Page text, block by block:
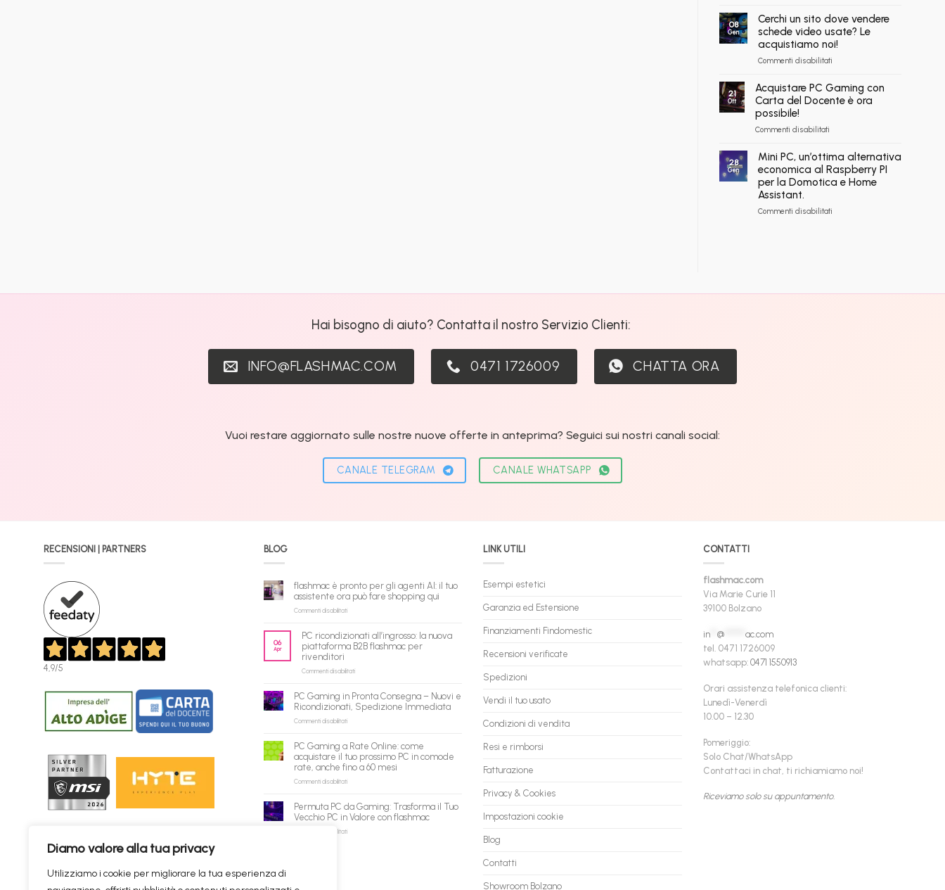
Diamo valore alla tua privacy
Utilizziamo i cookie per migliorare la tua esperienza di
il
tuo
prossimo
in
rate,
anche
PC
Gaming:
Trasforma
il
Vecchio
PC
08
Gen
Cerchi un sito dove vendere
schede video usate? Le
acquistiamo noi!
Commenti disabilitati
un
sito
usate?
Le
acquistiamo
21
Ott
Acquistare PC Gaming con
Carta del Docente è ora
possibile!
Commenti disabilitati
PC
Gaming
Carta
Docente
28
Gen
Mini PC, un’ottima alternativa
economica al Raspberry PI
per la Domotica e Home
Assistant.
Commenti disabilitati
Raspberry
Hai bisogno di aiuto? Contatta il nostro Servizio Clienti:
INFO@FLASHMAC.COM 0471 1726009 CHATTA ORA
Vuoi restare aggiornato sulle nostre nuove offerte in anteprima? Seguici sui nostri canali social:
CANALE TELEGRAM CANALE WHATSAPP
RECENSIONI | PARTNERS
4,9/5
BLOG
flashmac è pronto per gli agenti AI: il tuo
assistente ora può fare shopping qui
Commenti disabilitatisu
pronto
per
agenti
tuo
assistente
ora
shopping
qui
06
Apr
PC ricondizionati all’ingrosso: la nuova
piattaforma B2B flashmac per
rivenditori
Commenti disabilitatisu
all’ingrosso:
la
flashmac
per
rivenditori
PC Gaming in Pronta Consegna – Nuovi e
Ricondizionati, Spedizione Immediata
Commenti disabilitatisu
in
Pronta
Consegna
–
Ricondizionati,
Spedizione
Immediata
PC Gaming a Rate Online: come
acquistare il tuo prossimo PC in comode
rate, anche fino a 60 mesi
Commenti disabilitatisu
a
Rate
Online:
Permuta PC da Gaming: Trasforma il Tuo
Vecchio PC in Valore con flashmac
Commenti disabilitatisu
LINK UTILI
Esempi estetici
Garanzia ed Estensione
Finanziamenti Findomestic
Recensioni verificate
Spedizioni
Vendi il tuo usato
Condizioni di vendita
Resi e rimborsi
Fatturazione
Privacy & Cookies
Impostazioni cookie
Blog
Contatti
Showroom Bolzano
CONTATTI
flashmac.com
Via Marie Curie 11
39100 Bolzano
in** @****** ac.com
tel. 0471 1726009
whatsapp: 0471 1550913
Orari assistenza telefonica clienti:
Lunedì-Venerdì
10.00 – 12.30
Pomeriggio:
Solo Chat/WhatsApp
Contattaci in chat, ti richiamiamo noi!
Riceviamo solo su appuntamento.